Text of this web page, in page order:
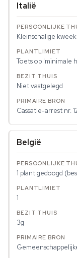
Italië
Kleinschalige
Toets op 'minimale
Niet vastgelegd
Cassatie-arrest nr.
België
1 plant gedoogd
1
3g